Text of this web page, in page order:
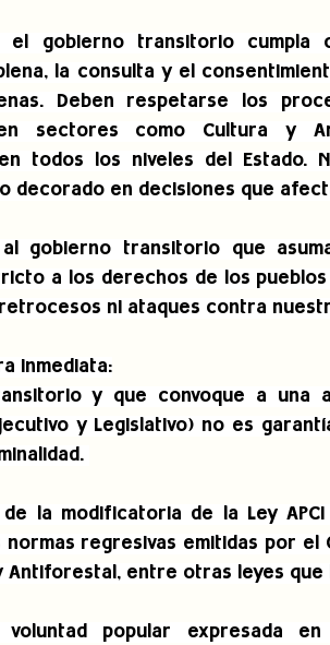
el gobierno transitorio
la consulta y el
Deben respetarse los
sectores como Cultura y
todos los niveles del Estado.
decorado en decisiones que
al gobierno transitorio que
a los derechos de los pueblos
ni ataques contra
inmediata:
y que convoque a una
y Legislativo) no es
la modificatoria de la Ley
regresivas emitidas por el
Antiforestal, entre otras leyes que
popular expresada